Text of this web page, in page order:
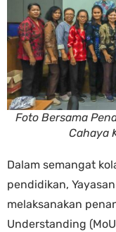
Foto Bersama
Cahaya
Dalam semangat
pendidikan,
melaksanakan
Understanding